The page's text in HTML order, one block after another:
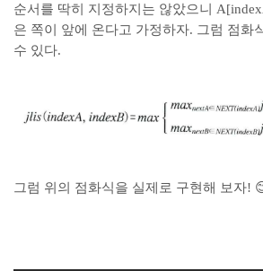
순서를 딱히 지정하지는 않았으니
은 쪽이 앞에 온다고 가정하자. 그럼 점화
수 있다.
그럼 위의 점화식을 실제로 구현해 보자!